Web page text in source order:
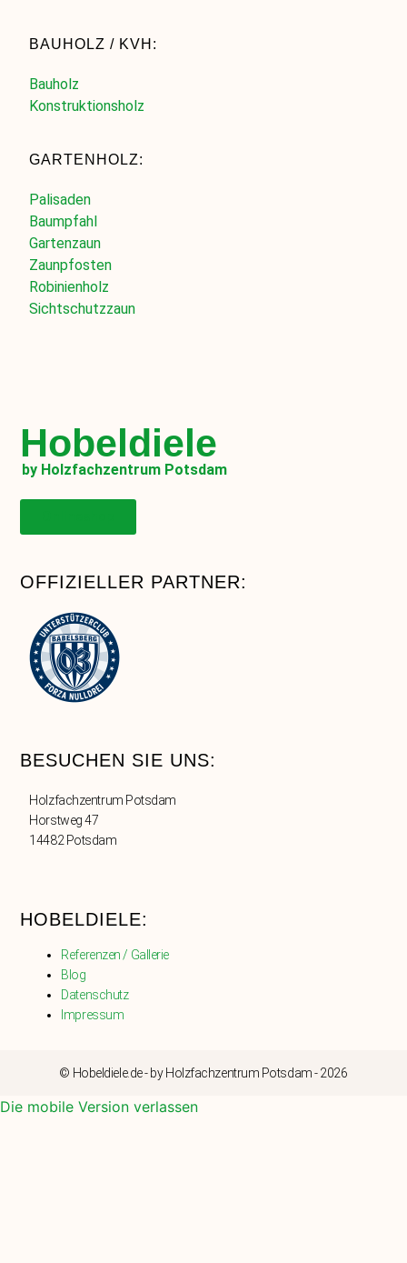
BAUHOLZ / KVH:
Bauholz
Konstruktionsholz
GARTENHOLZ:
Palisaden
Baumpfahl
Gartenzaun
Zaunpfosten
Robinienholz
Sichtschutzzaun
Hobeldiele
by Holzfachzentrum Potsdam
OFFIZIELLER PARTNER:
BESUCHEN SIE UNS:
Holzfachzentrum Potsdam
Horstweg 47
14482 Potsdam
HOBELDIELE:
Referenzen / Gallerie
Blog
Datenschutz
Impressum
© Hobeldiele.de - by Holzfachzentrum Potsdam - 2026
Die mobile Version verlassen